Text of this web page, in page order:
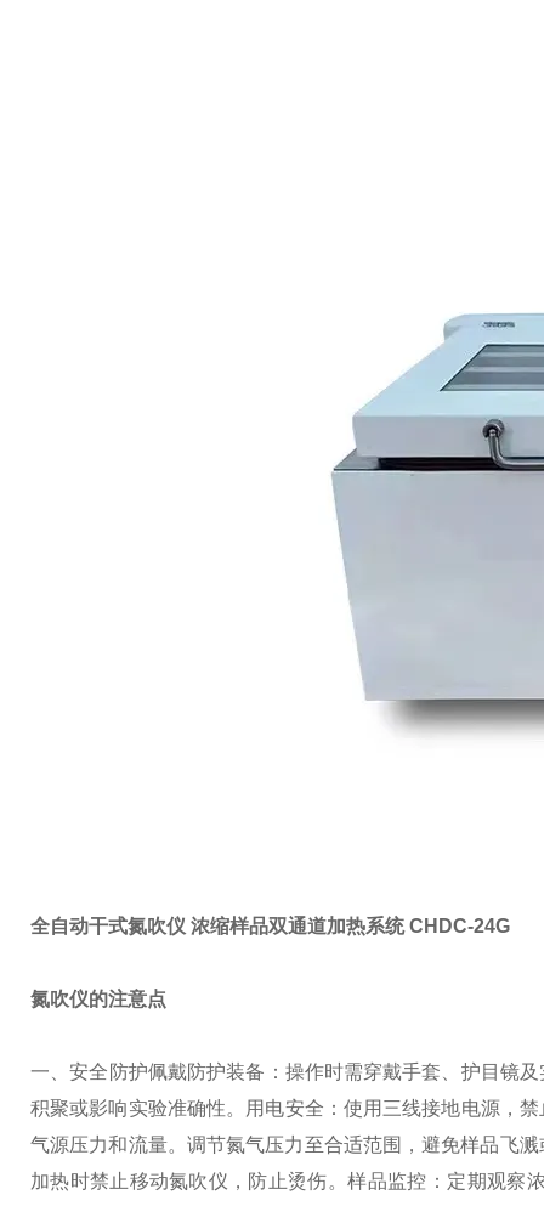
全自动干式氮吹仪 浓缩样品双通道加热系统CHDC-24G
氮吹仪的注意点
一、‌安全防护‌佩戴防护装备‌：操作时需穿戴手套、护目镜
积聚或影响实验准确性‌。
用电安全‌：使用三线接地电源，
气源压力和流量‌。 调节氮气压力至合适范围，避免样品飞
加热时禁止移动氮吹仪，防止烫伤‌。样品监控‌：定期观察